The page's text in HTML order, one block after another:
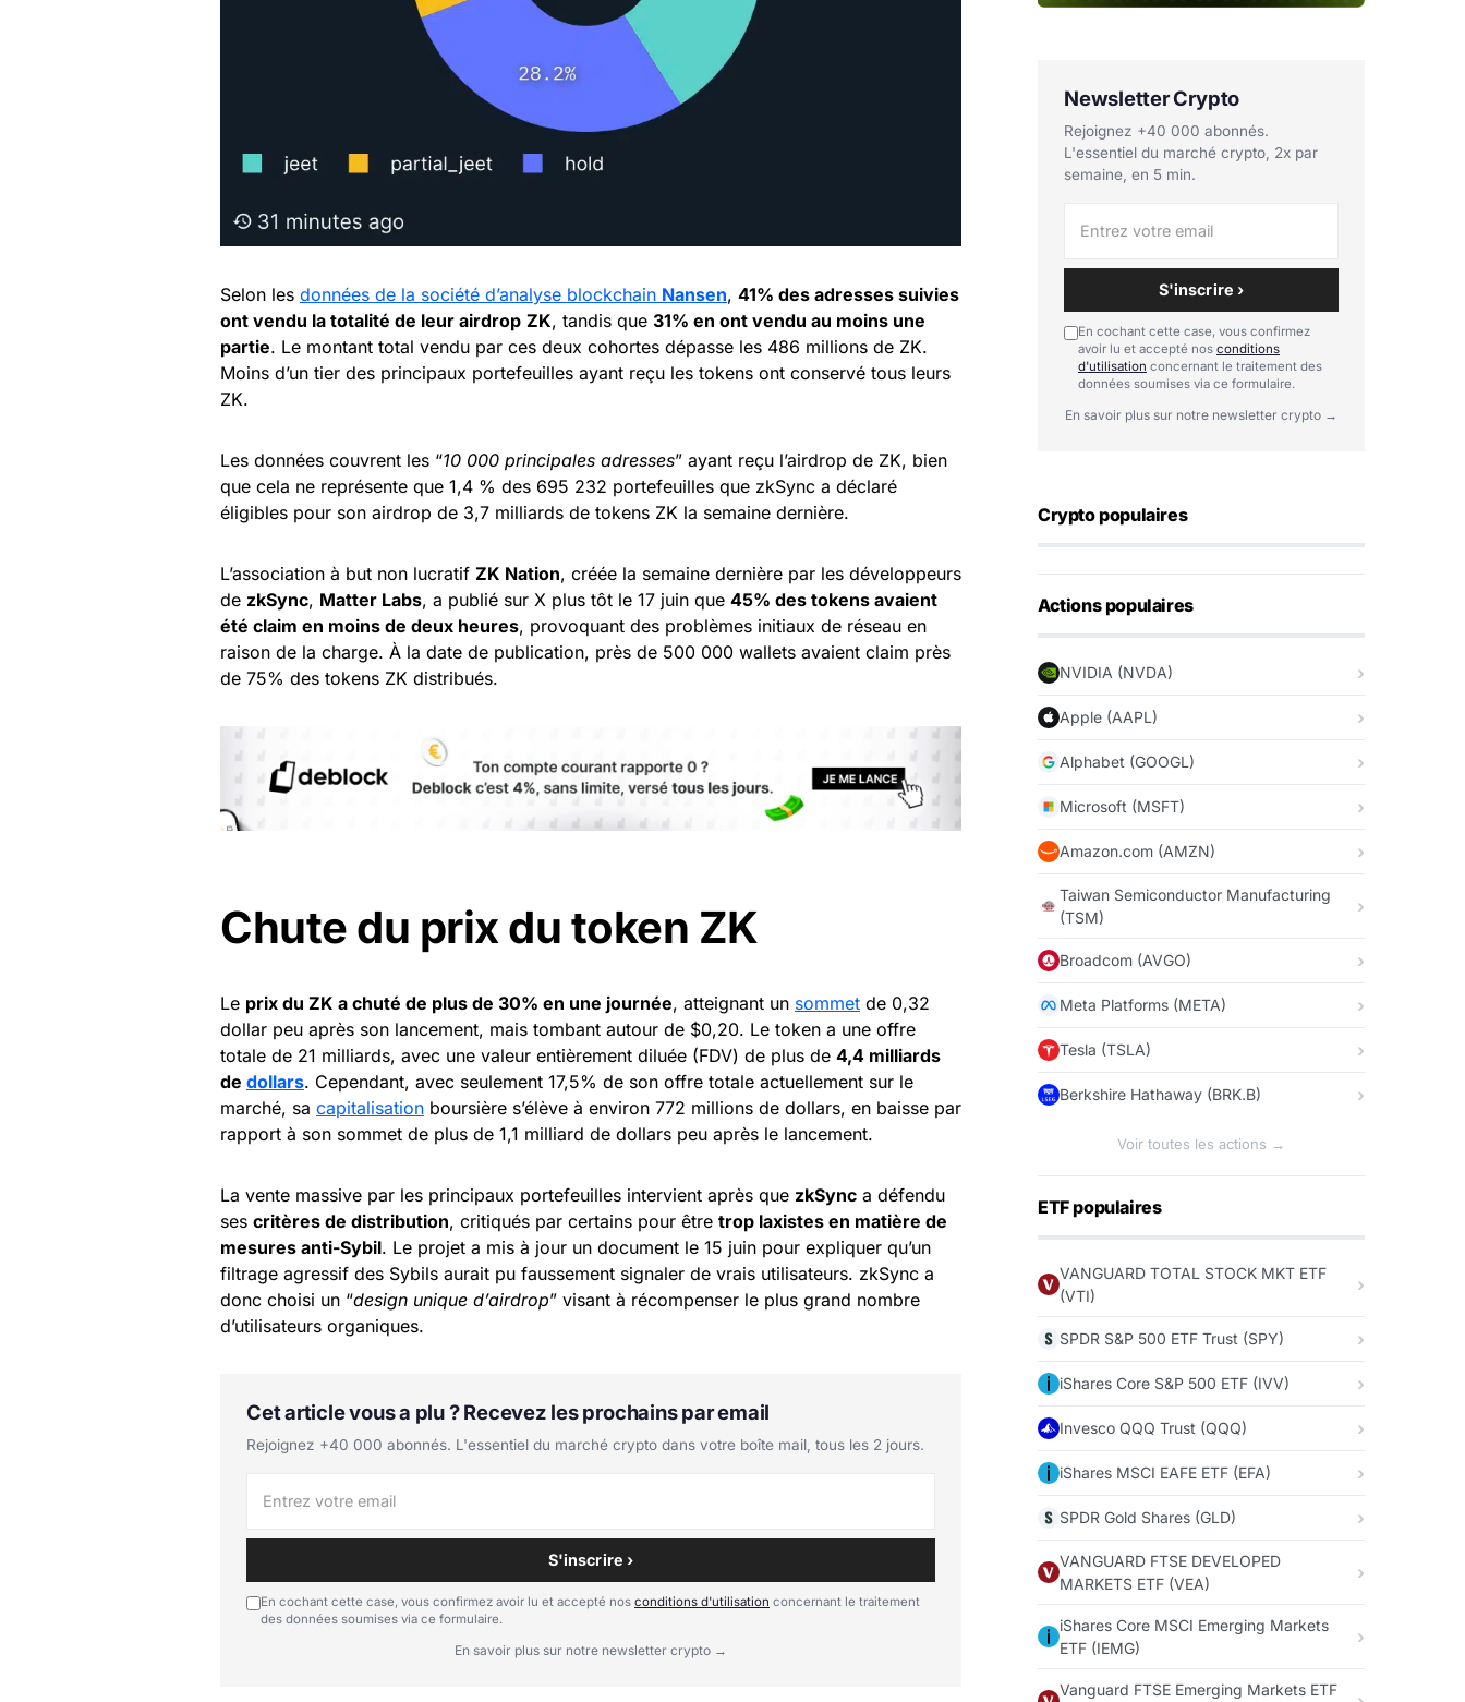
Selon les données de la société d’analyse blockchain Nansen, 41% des adresses suivies
ont vendu la totalité de leur airdrop ZK, tandis que 31% en ont vendu au moins une
partie. Le montant total vendu par ces deux cohortes dépasse les 486 millions de ZK.
Moins d’un tier des principaux portefeuilles ayant reçu les tokens ont conservé tous leurs
ZK.
Les données couvrent les “10 000 principales adresses” ayant reçu l’airdrop de ZK, bien
que cela ne représente que 1,4 % des 695 232 portefeuilles que zkSync a déclaré
éligibles pour son airdrop de 3,7 milliards de tokens ZK la semaine dernière.
L’association à but non lucratif ZK Nation, créée la semaine dernière par les développeurs
de zkSync, Matter Labs, a publié sur X plus tôt le 17 juin que 45% des tokens avaient
été claim en moins de deux heures, provoquant des problèmes initiaux de réseau en
raison de la charge. À la date de publication, près de 500 000 wallets avaient claim près
de 75% des tokens ZK distribués.
Chute du prix du token ZK
Le prix du ZK a chuté de plus de 30% en une journée, atteignant un sommet de 0,32
dollar peu après son lancement, mais tombant autour de $0,20. Le token a une offre
totale de 21 milliards, avec une valeur entièrement diluée (FDV) de plus de 4,4 milliards
de dollars. Cependant, avec seulement 17,5% de son offre totale actuellement sur le
marché, sa capitalisation boursière s’élève à environ 772 millions de dollars, en baisse par
rapport à son sommet de plus de 1,1 milliard de dollars peu après le lancement.
La vente massive par les principaux portefeuilles intervient après que zkSync a défendu
ses critères de distribution, critiqués par certains pour être trop laxistes en matière de
mesures anti-Sybil. Le projet a mis à jour un document le 15 juin pour expliquer qu’un
filtrage agressif des Sybils aurait pu faussement signaler de vrais utilisateurs. zkSync a
donc choisi un “design unique d’airdrop” visant à récompenser le plus grand nombre
d’utilisateurs organiques.
Cet article vous a plu ? Recevez les prochains par email
Rejoignez +40 000 abonnés. L'essentiel du marché crypto dans votre boîte mail, tous les 2 jours.
S'inscrire ›
En cochant cette case, vous confirmez avoir lu et accepté nos conditions d'utilisation concernant le traitement
des données soumises via ce formulaire.
En savoir plus sur notre newsletter crypto →
Newsletter Crypto
Rejoignez +40 000 abonnés.
L'essentiel du marché crypto, 2x par
semaine, en 5 min.
S'inscrire ›
En cochant cette case, vous confirmez
avoir lu et accepté nos conditions
d'utilisation concernant le traitement des
données soumises via ce formulaire.
En savoir plus sur notre newsletter crypto →
Crypto populaires
Actions populaires
NVIDIA (NVDA)
Apple (AAPL)
Alphabet (GOOGL)
Microsoft (MSFT)
Amazon.com (AMZN)
Taiwan Semiconductor Manufacturing
(TSM)
Broadcom (AVGO)
Meta Platforms (META)
Tesla (TSLA)
Berkshire Hathaway (BRK.B)
Voir toutes les actions →
ETF populaires
VANGUARD TOTAL STOCK MKT ETF
(VTI)
SPDR S&P 500 ETF Trust (SPY)
iShares Core S&P 500 ETF (IVV)
Invesco QQQ Trust (QQQ)
iShares MSCI EAFE ETF (EFA)
SPDR Gold Shares (GLD)
VANGUARD FTSE DEVELOPED
MARKETS ETF (VEA)
iShares Core MSCI Emerging Markets
ETF (IEMG)
Vanguard FTSE Emerging Markets ETF